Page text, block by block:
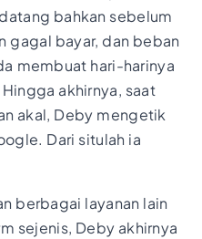
bahkan sebelum
gagal bayar, dan beban
membuat hari-harinya
akhirnya, saat
akal, Deby mengetik
Dari situlah ia
berbagai layanan lain
sejenis, Deby akhirnya